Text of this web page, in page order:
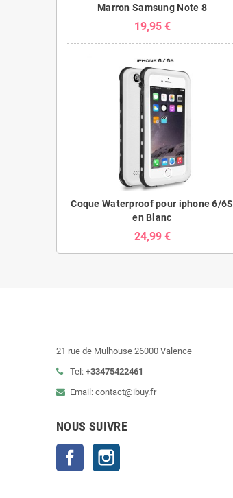
Marron Samsung Note 8
19,95 €
Coque Waterproof pour iphone 6/6S
en Blanc
24,99 €
21 rue de Mulhouse 26000 Valence
Tel: +33475422461
Email: contact@ibuy.fr
NOUS SUIVRE
Facebook